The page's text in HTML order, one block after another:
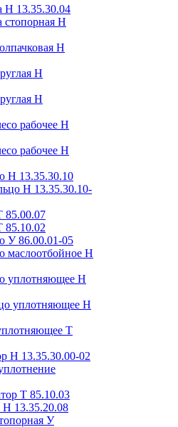
Н 13.35.30.04
стопорная Н
Н
Н
Н
рабочее Н
рабочее Н
Н 13.35.30.10
Н 13.35.30.10-
85.00.07
85.10.02
У 86.00.01-05
маслоотбойное Н
уплотняющее Н
уплотняющее Н
Т
Н 13.35.30.00-02
Т 85.10.03
13.35.20.08
У